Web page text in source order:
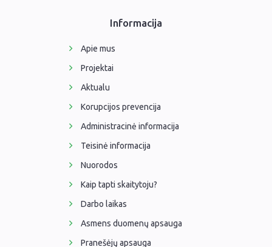
Informacija
Apie mus
Projektai
Aktualu
Korupcijos prevencija
Administracinė informacija
Teisinė informacija
Nuorodos
Kaip tapti skaitytoju?
Darbo laikas
Asmens duomenų apsauga
Pranešėjų apsauga